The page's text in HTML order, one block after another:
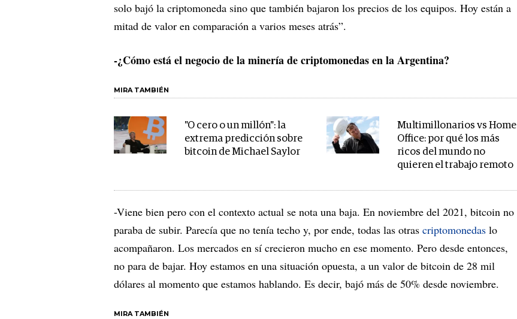
solo bajó la criptomoneda sino que también bajaron los precios de los equipos. Hoy están a
mitad de valor en comparación a varios meses atrás”.
-¿Cómo está el negocio de la minería de criptomonedas en la Argentina?
MIRA TAMBIÉN
"O cero o un millón": la
extrema predicción sobre
bitcoin de Michael Saylor
Multimillonarios vs Home
Office: por qué los más
ricos del mundo no
quieren el trabajo remoto
-Viene bien pero con el contexto actual se nota una baja. En noviembre del 2021, bitcoin no
paraba de subir. Parecía que no tenía techo y, por ende, todas las otras criptomonedas lo
acompañaron. Los mercados en sí crecieron mucho en ese momento. Pero desde entonces,
no para de bajar. Hoy estamos en una situación opuesta, a un valor de bitcoin de 28 mil
dólares al momento que estamos hablando. Es decir, bajó más de 50% desde noviembre.
MIRA TAMBIÉN